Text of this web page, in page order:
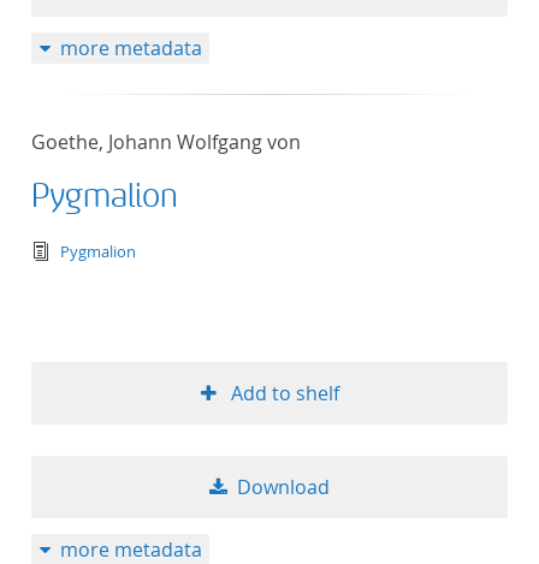
more metadata
Goethe, Johann Wolfgang von
Pygmalion
text/tg.edition+tg.aggregation+xml
Pygmalion
Add to shelf
Download
more metadata